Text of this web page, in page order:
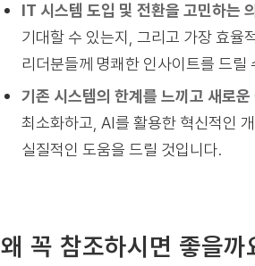
IT 시스템 도입 및 전환을 고민하는
기대할 수 있는지, 그리고 가장 효율
리더분들께 명쾌한 인사이트를 드릴
기존 시스템의 한계를 느끼고 새로
최소화하고, AI를 활용한 혁신적인
실질적인 도움을 드릴 것입니다.
왜 꼭 참조하시면 좋을까